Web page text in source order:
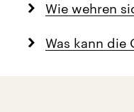
Wie wehren
Was kann die